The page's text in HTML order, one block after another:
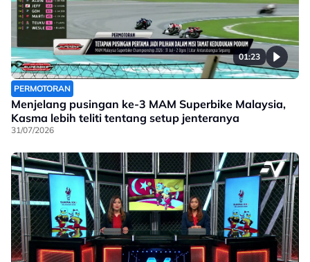
01:23
PERMOTORAN
Menjelang pusingan ke-3 MAM Superbike Malaysia,
Kasma lebih teliti tentang setup jenteranya
31/07/2026